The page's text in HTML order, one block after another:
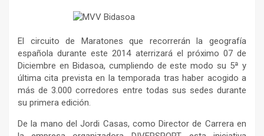
El circuito de Maratones que recorrerán la geografía
española durante este 2014 aterrizará el próximo 07 de
Diciembre en Bidasoa, cumpliendo de este modo su 5ª y
última cita prevista en la temporada tras haber acogido a
más de 3.000 corredores entre todas sus sedes durante
su primera edición.
De la mano del Jordi Casas, como Director de Carrera en